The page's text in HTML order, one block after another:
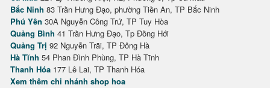
Bắc Ninh 83 Trần Hưng Đạo, phường Tiền An, TP Bắc Ninh
Phú Yên 30A Nguyễn Công Trứ, TP Tuy Hòa
Quảng Bình 41 Trần Hưng Đạo, Tp Đồng Hới
Quảng Trị 92 Nguyễn Trãi, TP Đông Hà
Hà Tĩnh 54 Phan Đình Phùng, TP Hà Tĩnh
Thanh Hóa 177 Lê Lai, TP Thanh Hóa
Xem thêm chi nhánh shop hoa